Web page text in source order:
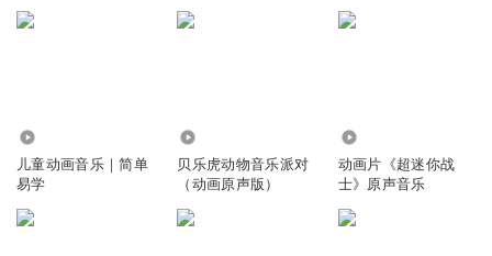
儿童动画音乐｜简单
易学
贝乐虎动物音乐派对
（动画原声版）
动画片《超迷你战
士》原声音乐